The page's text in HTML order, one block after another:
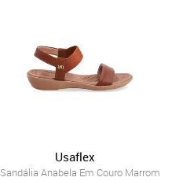
Usaflex
Sandália Anabela Em Couro Marrom